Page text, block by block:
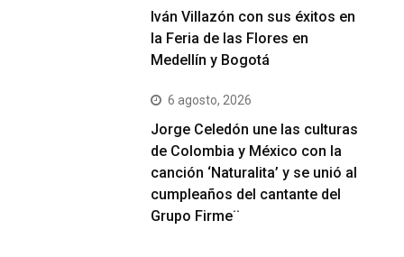
Iván Villazón con sus éxitos en
la Feria de las Flores en
Medellín y Bogotá
6 agosto, 2026
Jorge Celedón une las culturas
de Colombia y México con la
canción ‘Naturalita’ y se unió al
cumpleaños del cantante del
Grupo Firme¨